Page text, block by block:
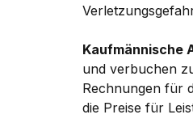
Kaufmännische
und verbuchen
Rechnungen für
die Preise für